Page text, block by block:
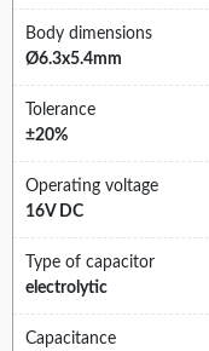
Body dimensions
Ø6.3x5.4mm
Tolerance
±20%
Operating voltage
16V DC
Type of capacitor
electrolytic
Capacitance